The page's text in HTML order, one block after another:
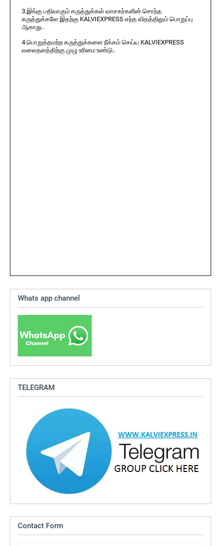
3.இங்கு பதிவாகும் கருத்துக்கள் வாசகர்களின் சொந்த
கருத்துக்களே இதற்கு KALVIEXPRESS எந்த விதத்திலும் பொறுப்பு
ஆகாது..
4.பொறுத்தமற்ற கருத்துக்களை நீக்கம் செய்ய KALVIEXPRESS
வலைதளத்திற்கு முழு உரிமை உண்டு..
Whats app channel
TELEGRAM
Contact Form